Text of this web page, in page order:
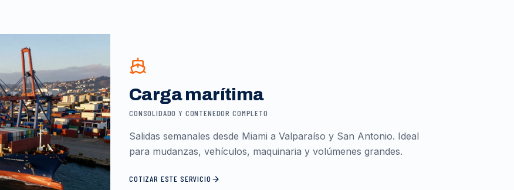
Carga marítima
CONSOLIDADO Y CONTENEDOR COMPLETO
Salidas semanales desde Miami a Valparaíso y San Antonio. Ideal
para mudanzas, vehículos, maquinaria y volúmenes grandes.
COTIZAR ESTE SERVICIO